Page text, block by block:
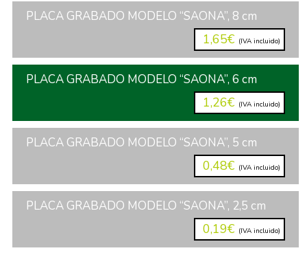
PLACA GRABADO MODELO “SAONA”, 8 cm
1,65€ (IVA incluido)
PLACA GRABADO MODELO “SAONA”, 6 cm
1,26€ (IVA incluido)
PLACA GRABADO MODELO “SAONA”, 5 cm
0,48€ (IVA incluido)
PLACA GRABADO MODELO “SAONA”, 2,5 cm
0,19€ (IVA incluido)